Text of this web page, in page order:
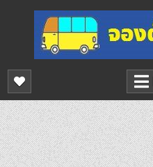
content
จองตั๋วรถตู้ออนไลน์
บริการจองตั๋วรถตู้ออนไลน์